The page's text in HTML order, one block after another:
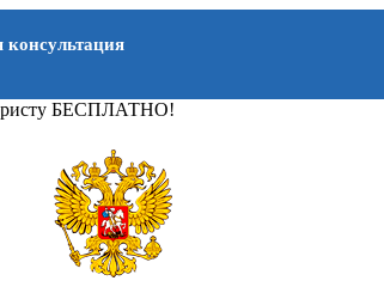
консультация
юристу БЕСПЛАТНО!